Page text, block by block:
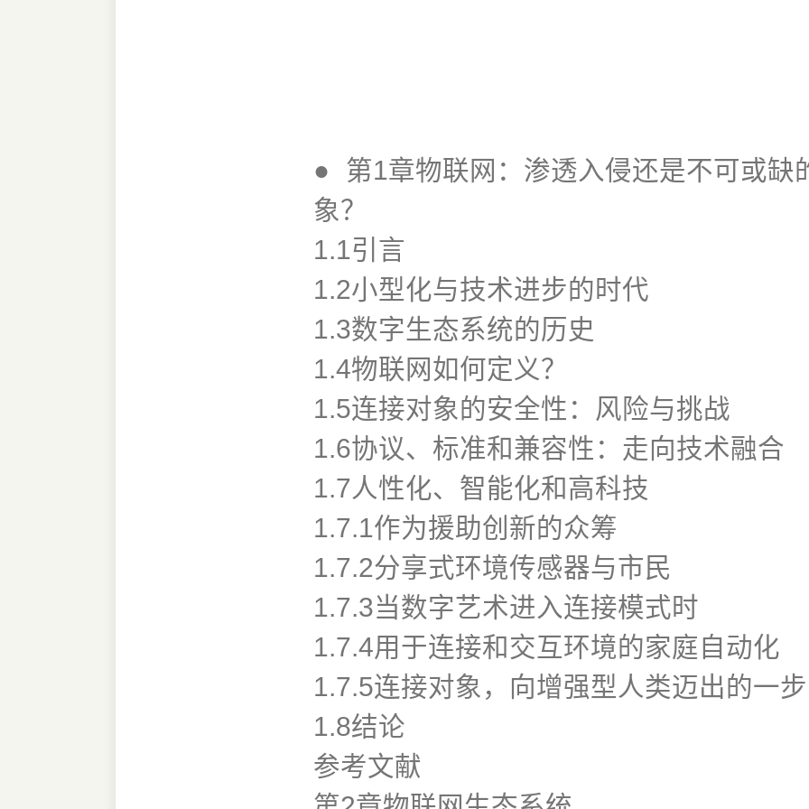
●
第1章物联网：渗透入侵还是不可或缺
象？
1.1引言
1.2小型化与技术进步的时代
1.3数字生态系统的历史
1.4物联网如何定义？
1.5连接对象的安全性：风险与挑战
1.6协议、标准和兼容性：走向技术融合
1.7人性化、智能化和高科技
1.7.1作为援助创新的众筹
1.7.2分享式环境传感器与市民
1.7.3当数字艺术进入连接模式时
1.7.4用于连接和交互环境的家庭自动化
1.7.5连接对象，向增强型人类迈出的一步
1.8结论
参考文献